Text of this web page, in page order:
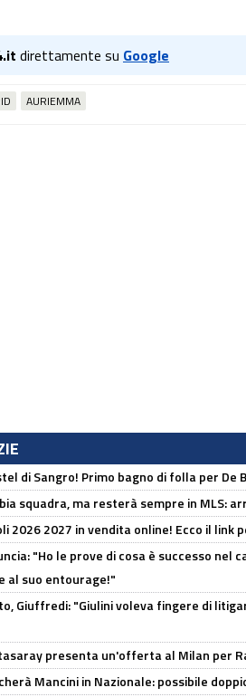
direttamente su Google
AURIEMMA
di Sangro! Primo bagno di folla per De
squadra, ma resterà sempre in MLS:
2026 2027 in vendita online! Ecco il link
"Ho le prove di cosa è successo nel
al suo entourage!"
Giuffredi: "Giulini voleva fingere di
presenta un'offerta al Milan per
Mancini in Nazionale: possibile